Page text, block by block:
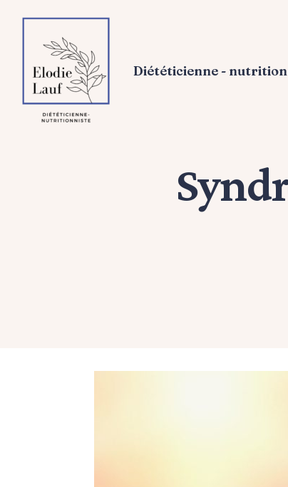
Diététicienne -